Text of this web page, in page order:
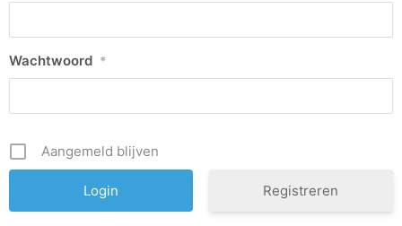
Wachtwoord *
Aangemeld blijven
Registreren